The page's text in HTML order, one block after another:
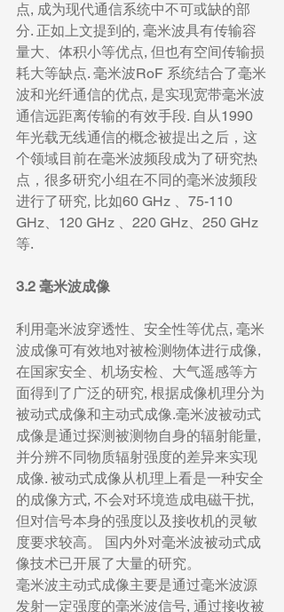
点, 成为现代通信系统中不可或缺的部
分. 正如上文提到的, 毫米波具有传输容
量大、体积小等优点, 但也有空间传输损
耗大等缺点. 毫米波RoF 系统结合了毫米
波和光纤通信的优点, 是实现宽带毫米波
通信远距离传输的有效手段. 自从1990
年光载无线通信的概念被提出之后，这
个领域目前在毫米波频段成为了研究热
点，很多研究小组在不同的毫米波频段
进行了研究, 比如60 GHz 、75-110
GHz、120 GHz 、220 GHz、250 GHz
等.
3.2 毫米波成像
利用毫米波穿透性、安全性等优点, 毫米
波成像可有效地对被检测物体进行成像,
在国家安全、机场安检、大气遥感等方
面得到了广泛的研究, 根据成像机理分为
被动式成像和主动式成像.毫米波被动式
成像是通过探测被测物自身的辐射能量,
并分辨不同物质辐射强度的差异来实现
成像. 被动式成像从机理上看是一种安全
的成像方式, 不会对环境造成电磁干扰,
但对信号本身的强度以及接收机的灵敏
度要求较高。 国内外对毫米波被动式成
像技术已开展了大量的研究。
毫米波主动式成像主要是通过毫米波源
发射一定强度的毫米波信号, 通过接收被